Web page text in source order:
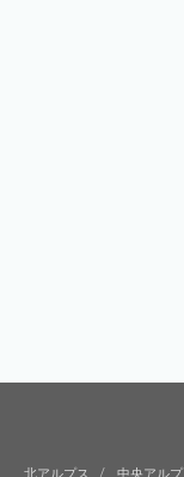
北アルプス
中央アルプ